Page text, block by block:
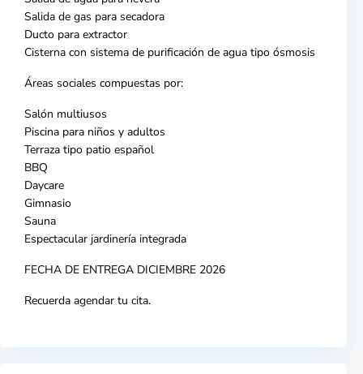
Salida de gas para secadora
Ducto para extractor
Cisterna con sistema de purificación de agua tipo ósmosis
Áreas sociales compuestas por:
Salón multiusos
Piscina para niños y adultos
Terraza tipo patio español
BBQ
Daycare
Gimnasio
Sauna
Espectacular jardinería integrada
FECHA DE ENTREGA DICIEMBRE 2026
Recuerda agendar tu cita.